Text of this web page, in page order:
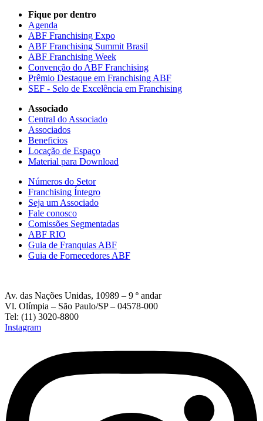
Fique por dentro
Agenda
ABF Franchising Expo
ABF Franchising Summit Brasil
ABF Franchising Week
Convenção do ABF Franchising
Prêmio Destaque em Franchising ABF
SEF - Selo de Excelência em Franchising
Associado
Central do Associado
Associados
Beneficios
Locação de Espaço
Material para Download
Números do Setor
Franchising Íntegro
Seja um Associado
Fale conosco
Comissões Segmentadas
ABF RIO
Guia de Franquias ABF
Guia de Fornecedores ABF
Av. das Nações Unidas, 10989 – 9 º andar
Vl. Olímpia – São Paulo/SP – 04578-000
Tel: (11) 3020-8800
Instagram